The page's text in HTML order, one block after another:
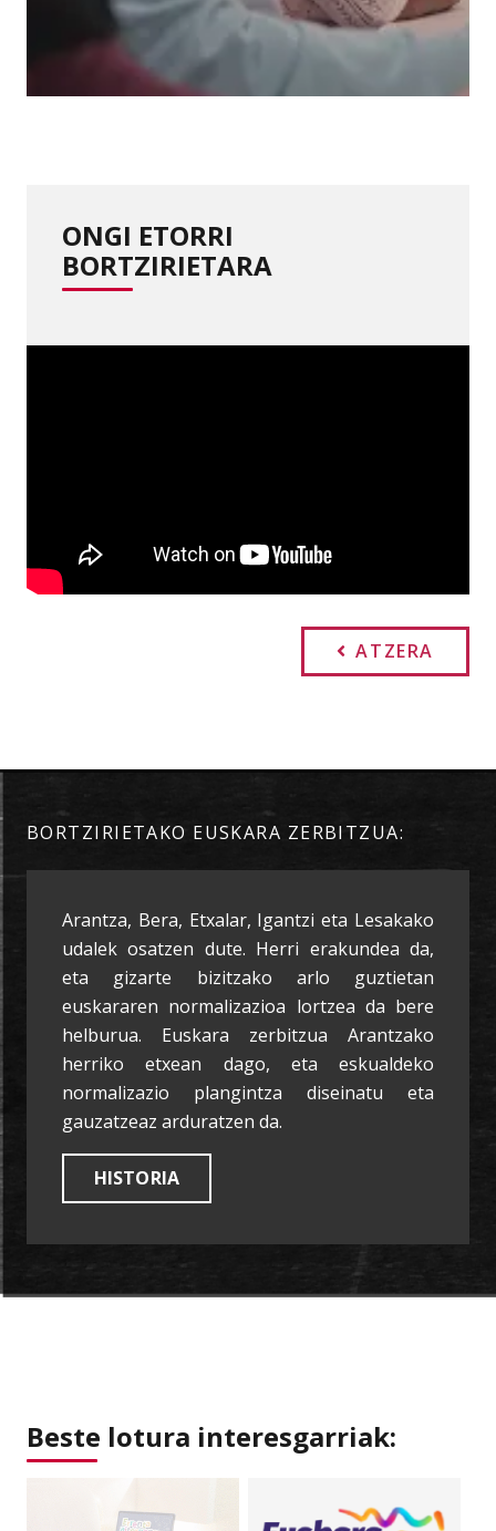
ONGI ETORRI
BORTZIRIETARA
ATZERA
BORTZIRIETAKO EUSKARA ZERBITZUA:
Arantza, Bera, Etxalar, Igantzi eta Lesakako
udalek osatzen dute. Herri erakundea da,
eta gizarte bizitzako arlo guztietan
euskararen normalizazioa lortzea da bere
helburua. Euskara zerbitzua Arantzako
herriko etxean dago, eta eskualdeko
normalizazio plangintza diseinatu eta
gauzatzeaz arduratzen da.
HISTORIA
Beste lotura interesgarriak: